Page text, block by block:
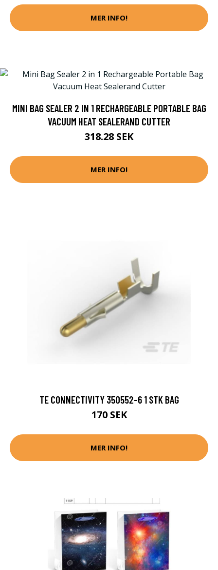
MER INFO!
MINI BAG SEALER 2 IN 1 RECHARGEABLE PORTABLE BAG
VACUUM HEAT SEALERAND CUTTER
318.28 SEK
MER INFO!
TE CONNECTIVITY 350552-6 1 STK BAG
170 SEK
MER INFO!